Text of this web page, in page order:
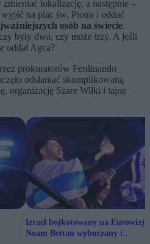
lokalizację, a następnie –
na plac św. Piotra i oddać
osób na świecie.
były dwa, czy może trzy. A jeśli
oddał Agca?
prokuratorów Ferdinando
odsłaniać skomplikowaną
organizację Szare Wilki i tajne
Izrael bojkotowany na Eurowizji.
Noam Bettan wybuczany i